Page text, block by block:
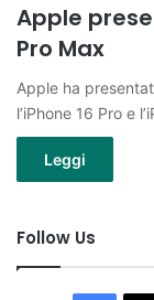
Apple
Pro Max
Apple ha
l’iPhone 16 Pro e
Leggi
Follow Us